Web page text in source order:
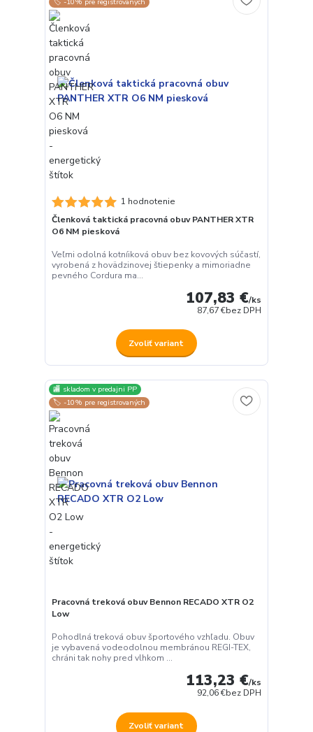
1 hodnotenie
Členková taktická pracovná obuv PANTHER XTR
O6 NM piesková
Veľmi odolná kotníiková obuv bez kovových súčastí,
vyrobená z hovädzinovej štiepenky a mimoriadne
pevného Cordura ma...
107,83 €/ks
87,67 €bez DPH
Zvoliť variant
🏬 skladom v predajni PP
🏷️ -10% pre registrovaných
Pracovná treková obuv Bennon RECADO XTR O2
Low
Pohodlná treková obuv športového vzhľadu. Obuv
je vybavená vodeodolnou membránou REGI-TEX,
chráni tak nohy pred vlhkom ...
113,23 €/ks
92,06 €bez DPH
Zvoliť variant